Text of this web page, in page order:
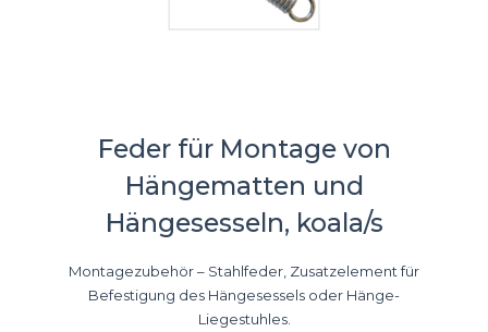
Feder für Montage von
Hängematten und
Hängesesseln, koala/s
Montagezubehör – Stahlfeder, Zusatzelement für
Befestigung des Hängesessels oder Hänge-
Liegestuhles.